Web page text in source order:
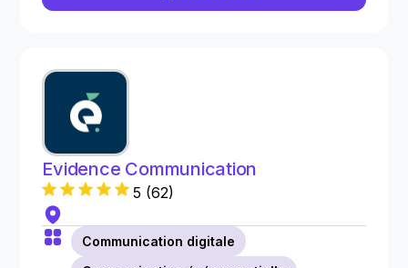
Evidence Communication
5 (62)
Communication digitale